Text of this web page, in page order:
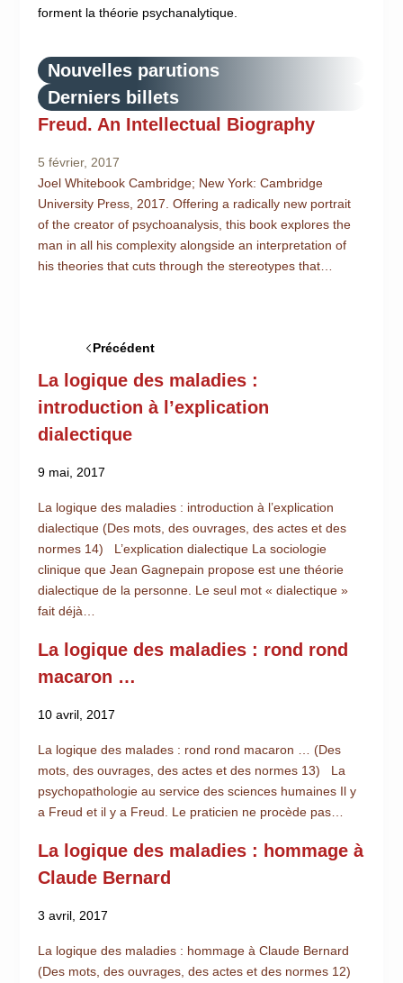
forment la théorie psychanalytique.
Nouvelles parutions
Derniers billets
Freud. An Intellectual Biography
5 février, 2017
Joel Whitebook Cambridge; New York: Cambridge
University Press, 2017. Offering a radically new portrait
of the creator of psychoanalysis, this book explores the
man in all his complexity alongside an interpretation of
his theories that cuts through the stereotypes that…
Précédent
La logique des maladies :
introduction à l’explication
dialectique
9 mai, 2017
La logique des maladies : introduction à l’explication
dialectique (Des mots, des ouvrages, des actes et des
normes 14) L’explication dialectique La sociologie
clinique que Jean Gagnepain propose est une théorie
dialectique de la personne. Le seul mot « dialectique »
fait déjà…
La logique des maladies : rond rond
macaron …
10 avril, 2017
La logique des malades : rond rond macaron … (Des
mots, des ouvrages, des actes et des normes 13) La
psychopathologie au service des sciences humaines Il y
a Freud et il y a Freud. Le praticien ne procède pas…
La logique des maladies : hommage à
Claude Bernard
3 avril, 2017
La logique des maladies : hommage à Claude Bernard
(Des mots, des ouvrages, des actes et des normes 12)